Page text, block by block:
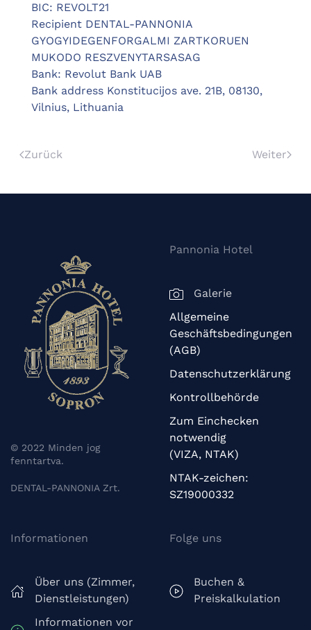
BIC: REVOLT21
Recipient DENTAL-PANNONIA
GYOGYIDEGENFORGALMI ZARTKORUEN
MUKODO RESZVENYTARSASAG
Bank: Revolut Bank UAB
Bank address Konstitucijos ave. 21B, 08130,
Vilnius, Lithuania
Zurück Weiter
© 2022 Minden jog
fenntartva.
DENTAL-PANNONIA Zrt.
Pannonia Hotel
Galerie
Allgemeine
Geschäftsbedingungen
(AGB)
Datenschutzerklärung
Kontrollbehörde
Zum Einchecken
notwendig
(VIZA, NTAK)
NTAK-zeichen:
SZ19000332
Informationen
Über uns (Zimmer,
Dienstleistungen)
Informationen vor
Folge uns
Buchen &
Preiskalkulation